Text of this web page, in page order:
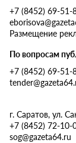
+7 (8452) 69-51-
Размещение
По вопросам
+7 (8452) 69-51-
г. Саратов, ул.
+7 (8452) 72-10-
sog@gazeta64.ru